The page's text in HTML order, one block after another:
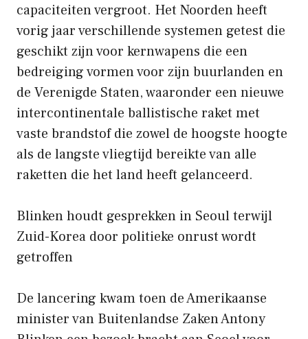
capaciteiten vergroot. Het Noorden heeft
vorig jaar verschillende systemen getest die
geschikt zijn voor kernwapens die een
bedreiging vormen voor zijn buurlanden en
de Verenigde Staten, waaronder een nieuwe
intercontinentale ballistische raket met
vaste brandstof die zowel de hoogste hoogte
als de langste vliegtijd bereikte van alle
raketten die het land heeft gelanceerd.
Blinken houdt gesprekken in Seoul terwijl
Zuid-Korea door politieke onrust wordt
getroffen
De lancering kwam toen de Amerikaanse
minister van Buitenlandse Zaken Antony